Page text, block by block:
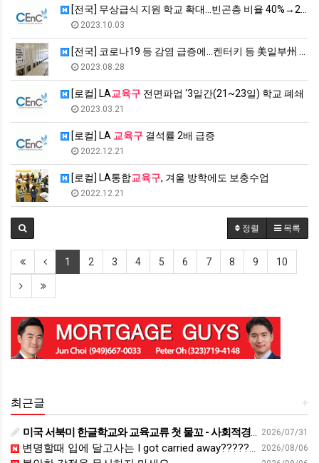
[전국] 무상급식 지원 학교 확대…빈곤층 비율 40%→25% 이…
2023.10.03
[전국] 코로나19 등 감염 급증에…켄터키 등 美일부州 학교 일…
2023.08.28
[로컬] LA교육구 전면파업 ‘3일간(21~23일) 학교 폐쇄
2023.03.21
[로컬] LA 교육구 결석률 2배 급증
2022.12.21
[로컬] LA통합교육구, 겨울 방학에도 보충수업
2022.12.21
정렬 목록
1 2 3 4 5 6 7 8 9 10
+
최근글
2026/07/31
미국 서북미 한글학교와 교육교류 첫 물꼬 - 사회적경제뉴스
2026/08/06
변명할때 입에 달고사는 I got carried away????????